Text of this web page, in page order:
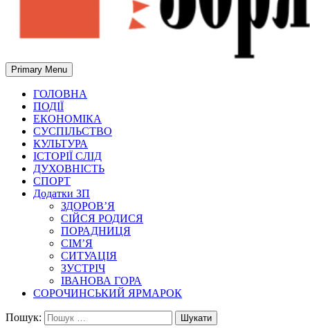
Зоря Полтавщини
Зоря Полтавщини
Primary Menu
ГОЛОВНА
ПОДІЇ
ЕКОНОМІКА
СУСПІЛЬСТВО
КУЛЬТУРА
ІСТОРІЇ СЛІД
ДУХОВНІСТЬ
СПОРТ
Додатки ЗП
ЗДОРОВ’Я
СІЙСЯ РОДИСЯ
ПОРАДНИЦЯ
СІМ’Я
СИТУАЦІЯ
ЗУСТРІЧ
ІВАНОВА ГОРА
СОРОЧИНСЬКИЙ ЯРМАРОК
Пошук: